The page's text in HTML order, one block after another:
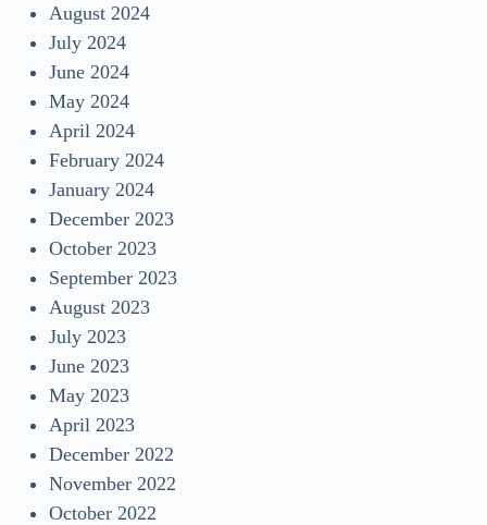
August 2024
July 2024
June 2024
May 2024
April 2024
February 2024
January 2024
December 2023
October 2023
September 2023
August 2023
July 2023
June 2023
May 2023
April 2023
December 2022
November 2022
October 2022